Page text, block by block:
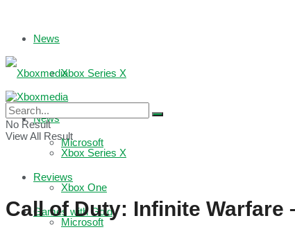
News
Xbox Series X
Microsoft
Reviews
Games with Gold
News
Xbox Series X
Xbox One
Microsoft
No Result
View All Result
Call of Duty: Infinite Warfare